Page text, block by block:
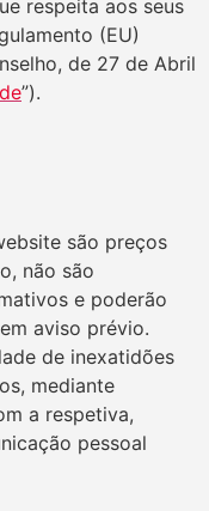
respeita aos seus
(EU)
de 27 de Abril
”).
são preços
não são
e poderão
aviso prévio.
de inexatidões
mediante
a respetiva,
pessoal